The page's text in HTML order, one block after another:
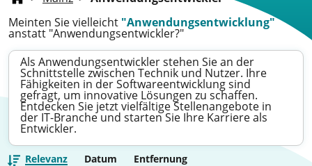
Meinten Sie vielleicht "Anwendungsentwicklung"
anstatt "Anwendungsentwickler?"
Als Anwendungsentwickler stehen Sie an der
Schnittstelle zwischen Technik und Nutzer. Ihre
Fähigkeiten in der Softwareentwicklung sind
gefragt, um innovative Lösungen zu schaffen.
Entdecken Sie jetzt vielfältige Stellenangebote in
der IT-Branche und starten Sie Ihre Karriere als
Entwickler.
Relevanz Datum Entfernung